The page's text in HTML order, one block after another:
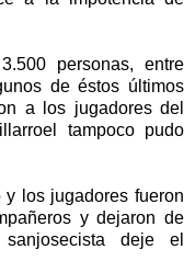
personas, entre
de éstos últimos
a los jugadores del
tampoco pudo
los jugadores fueron
y dejaron de
deje el